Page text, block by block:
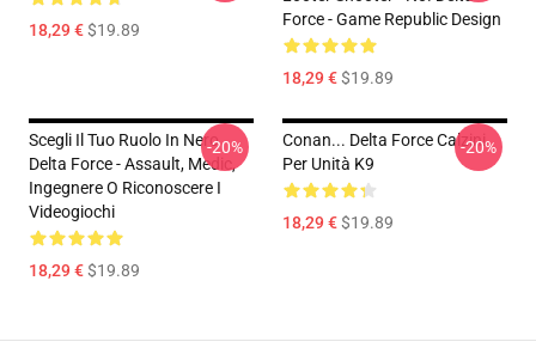
18,29 €$19.89
Force - Game Republic Design
18,29 €$19.89
Scegli Il Tuo Ruolo In Nero
Delta Force - Assault, Medic,
Ingegnere O Riconoscere I
Videogiochi
18,29 €$19.89
-20%
Conan... Delta Force Calzini
Per Unità K9
18,29 €$19.89
-20%